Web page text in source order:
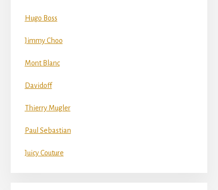
Hugo Boss
Jimmy Choo
Mont Blanc
Davidoff
Thierry Mugler
Paul Sebastian
Juicy Couture